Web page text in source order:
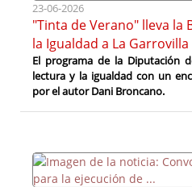
23-06-2026
"Tinta de Verano" lleva
la Igualdad a La Garrovilla
El programa de la Diputación
lectura y la igualdad con un
por el autor Dani Broncano.